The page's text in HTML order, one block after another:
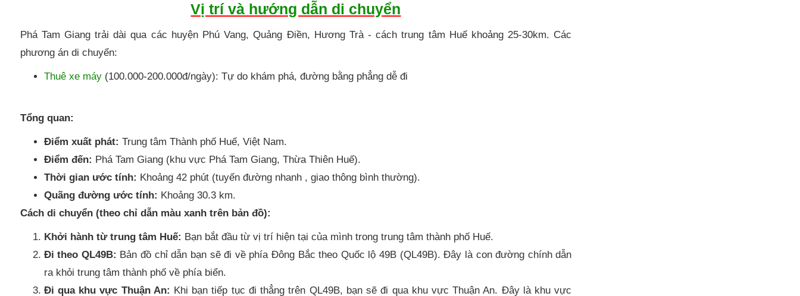
Vị trí và hướng dẫn di chuyển
Phá Tam Giang trải dài qua các huyện Phú Vang, Quảng Điền, Hương Trà - cách trung tâm Huế khoảng 25-30km. Các
phương án di chuyển:
Thuê xe máy(100.000-200.000đ/ngày): Tự do khám phá, đường bằng phẳng dễ đi
Tổng quan:
Điểm xuất phát: Trung tâm Thành phố Huế, Việt Nam.
Điểm đến: Phá Tam Giang (khu vực Phá Tam Giang, Thừa Thiên Huế).
Thời gian ước tính: Khoảng 42 phút (tuyến đường nhanh , giao thông bình thường).
Quãng đường ước tính: Khoảng 30.3 km.
Cách di chuyển (theo chỉ dẫn màu xanh trên bản đồ):
Khởi hành từ trung tâm Huế: Bạn bắt đầu từ vị trí hiện tại của mình trong trung tâm thành phố Huế.
Đi theo QL49B: Bản đồ chỉ dẫn bạn sẽ đi về phía Đông Bắc theo Quốc lộ 49B (QL49B). Đây là con đường chính dẫn
ra khỏi trung tâm thành phố về phía biển.
Đi qua khu vực Thuận An: Khi bạn tiếp tục đi thẳng trên QL49B, bạn sẽ đi qua khu vực Thuận An. Đây là khu vực